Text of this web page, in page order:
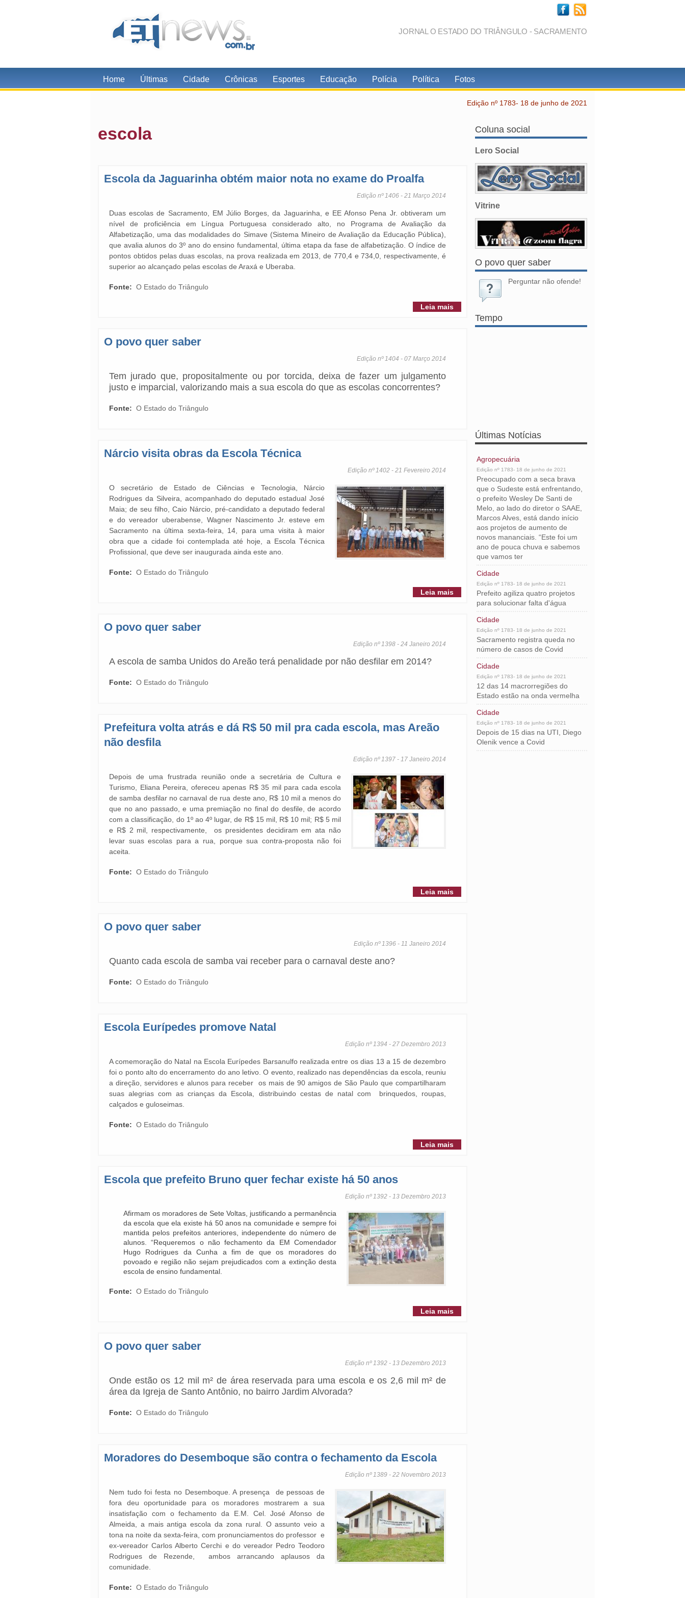
JORNAL O ESTADO DO TRIÂNGULO - SACRAMENTO
Home Últimas Cidade Crônicas Esportes Educação Polícia Política Fotos
Edição nº 1783- 18 de junho de 2021
escola
Escola da Jaguarinha obtém maior nota no exame do Proalfa
Edição nº 1406 - 21 Março 2014
Duas escolas de Sacramento, EM Júlio Borges, da Jaguarinha, e EE Afonso Pena Jr. obtiveram um
nível de proficiência em Língua Portuguesa considerado alto, no Programa de Avaliação da
Alfabetização, uma das modalidades do Simave (Sistema Mineiro de Avaliação da Educação Pública),
que avalia alunos do 3º ano do ensino fundamental, última etapa da fase de alfabetização. O índice de
pontos obtidos pelas duas escolas, na prova realizada em 2013, de 770,4 e 734,0, respectivamente, é
superior ao alcançado pelas escolas de Araxá e Uberaba.
Fonte: O Estado do Triângulo
Leia mais
O povo quer saber
Edição nº 1404 - 07 Março 2014
Tem jurado que, propositalmente ou por torcida, deixa de fazer um julgamento
justo e imparcial, valorizando mais a sua escola do que as escolas concorrentes?
Fonte: O Estado do Triângulo
Nárcio visita obras da Escola Técnica
Edição nº 1402 - 21 Fevereiro 2014
O secretário de Estado de Ciências e Tecnologia, Nárcio
Rodrigues da Silveira, acompanhado do deputado estadual José
Maia; de seu filho, Caio Nárcio, pré-candidato a deputado federal
e do vereador uberabense, Wagner Nascimento Jr. esteve em
Sacramento na última sexta-feira, 14, para uma visita à maior
obra que a cidade foi contemplada até hoje, a Escola Técnica
Profissional, que deve ser inaugurada ainda este ano.
Fonte: O Estado do Triângulo
Leia mais
O povo quer saber
Edição nº 1398 - 24 Janeiro 2014
A escola de samba Unidos do Areão terá penalidade por não desfilar em 2014?
Fonte: O Estado do Triângulo
Prefeitura volta atrás e dá R$ 50 mil pra cada escola, mas Areão
não desfila
Edição nº 1397 - 17 Janeiro 2014
Depois de uma frustrada reunião onde a secretária de Cultura e
Turismo, Eliana Pereira, ofereceu apenas R$ 35 mil para cada escola
de samba desfilar no carnaval de rua deste ano, R$ 10 mil a menos do
que no ano passado, e uma premiação no final do desfile, de acordo
com a classificação, do 1º ao 4º lugar, de R$ 15 mil, R$ 10 mil; R$ 5 mil
e R$ 2 mil, respectivamente, os presidentes decidiram em ata não
levar suas escolas para a rua, porque sua contra-proposta não foi
aceita.
Fonte: O Estado do Triângulo
Leia mais
O povo quer saber
Edição nº 1396 - 11 Janeiro 2014
Quanto cada escola de samba vai receber para o carnaval deste ano?
Fonte: O Estado do Triângulo
Escola Eurípedes promove Natal
Edição nº 1394 - 27 Dezembro 2013
A comemoração do Natal na Escola Eurípedes Barsanulfo realizada entre os dias 13 a 15 de dezembro
foi o ponto alto do encerramento do ano letivo. O evento, realizado nas dependências da escola, reuniu
a direção, servidores e alunos para receber os mais de 90 amigos de São Paulo que compartilharam
suas alegrias com as crianças da Escola, distribuindo cestas de natal com brinquedos, roupas,
calçados e guloseimas.
Fonte: O Estado do Triângulo
Leia mais
Escola que prefeito Bruno quer fechar existe há 50 anos
Edição nº 1392 - 13 Dezembro 2013
Afirmam os moradores de Sete Voltas, justificando a permanência
da escola que ela existe há 50 anos na comunidade e sempre foi
mantida pelos prefeitos anteriores, independente do número de
alunos. “Requeremos o não fechamento da EM Comendador
Hugo Rodrigues da Cunha a fim de que os moradores do
povoado e região não sejam prejudicados com a extinção desta
escola de ensino fundamental.
Fonte: O Estado do Triângulo
Leia mais
O povo quer saber
Edição nº 1392 - 13 Dezembro 2013
Onde estão os 12 mil m² de área reservada para uma escola e os 2,6 mil m² de
área da Igreja de Santo Antônio, no bairro Jardim Alvorada?
Fonte: O Estado do Triângulo
Moradores do Desemboque são contra o fechamento da Escola
Edição nº 1389 - 22 Novembro 2013
Nem tudo foi festa no Desemboque. A presença de pessoas de
fora deu oportunidade para os moradores mostrarem a sua
insatisfação com o fechamento da E.M. Cel. José Afonso de
Almeida, a mais antiga escola da zona rural. O assunto veio a
tona na noite da sexta-feira, com pronunciamentos do professor e
ex-vereador Carlos Alberto Cerchi e do vereador Pedro Teodoro
Rodrigues de Rezende, ambos arrancando aplausos da
comunidade.
Fonte: O Estado do Triângulo
Coluna social
Lero Social
Vitrine
O povo quer saber
Perguntar não ofende!
Tempo
Últimas Notícias
Agropecuária
Edição nº 1783- 18 de junho de 2021
Preocupado com a seca brava
que o Sudeste está enfrentando,
o prefeito Wesley De Santi de
Melo, ao lado do diretor o SAAE,
Marcos Alves, está dando início
aos projetos de aumento de
novos mananciais. “Este foi um
ano de pouca chuva e sabemos
que vamos ter
Cidade
Edição nº 1783- 18 de junho de 2021
Prefeito agiliza quatro projetos
para solucionar falta d'água
Cidade
Edição nº 1783- 18 de junho de 2021
Sacramento registra queda no
número de casos de Covid
Cidade
Edição nº 1783- 18 de junho de 2021
12 das 14 macrorregiões do
Estado estão na onda vermelha
Cidade
Edição nº 1783- 18 de junho de 2021
Depois de 15 dias na UTI, Diego
Olenik vence a Covid